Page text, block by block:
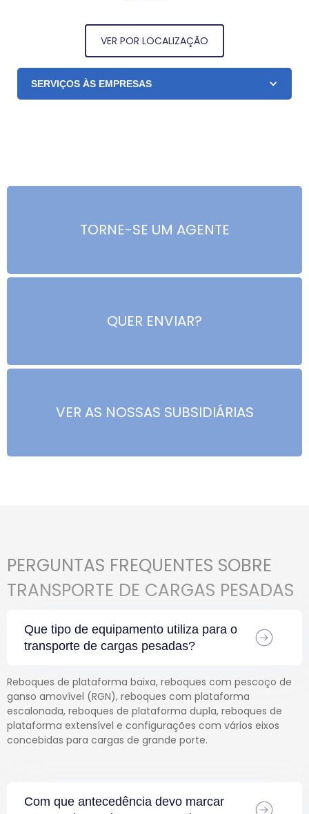
VER POR LOCALIZAÇÃO
SERVIÇOS ÀS EMPRESAS
TORNE-SE UM AGENTE
QUER ENVIAR?
VER AS NOSSAS SUBSIDIÁRIAS
PERGUNTAS FREQUENTES SOBRE
TRANSPORTE DE CARGAS PESADAS
Que tipo de equipamento utiliza para o
transporte de cargas pesadas?
Reboques de plataforma baixa, reboques com pescoço de
ganso amovível (RGN), reboques com plataforma
escalonada, reboques de plataforma dupla, reboques de
plataforma extensível e configurações com vários eixos
concebidas para cargas de grande porte.
Com que antecedência devo marcar